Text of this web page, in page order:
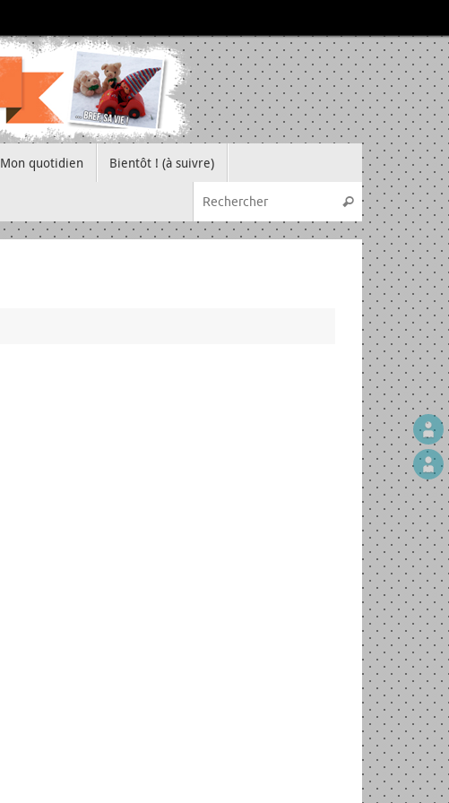
Mon quotidien Bientôt ! (à suivre)
Recherche
Rechercher